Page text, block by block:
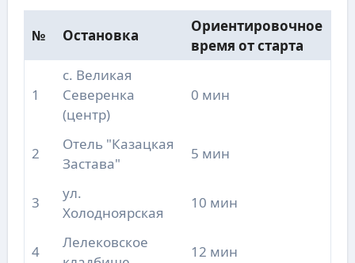
№ Остановка
Ориентировочное
время от старта
1
с. Великая
Северенка
(центр)
0 мин
2
Отель "Казацкая
Застава"
5 мин
3
ул.
Холодноярская
10 мин
4
Лелековское
12 мин